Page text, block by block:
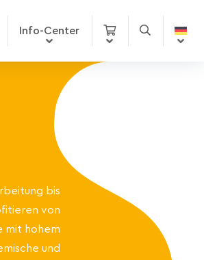
Info-Center
bis
von
mit hohem
und